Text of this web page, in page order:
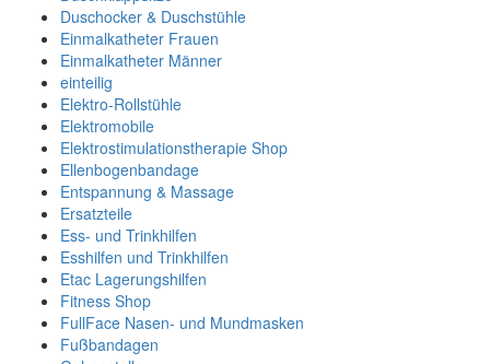
Duschocker & Duschstühle
Einmalkatheter Frauen
Einmalkatheter Männer
einteilig
Elektro-Rollstühle
Elektromobile
Elektrostimulationstherapie Shop
Ellenbogenbandage
Entspannung & Massage
Ersatzteile
Ess- und Trinkhilfen
Esshilfen und Trinkhilfen
Etac Lagerungshilfen
Fitness Shop
FullFace Nasen- und Mundmasken
Fußbandagen